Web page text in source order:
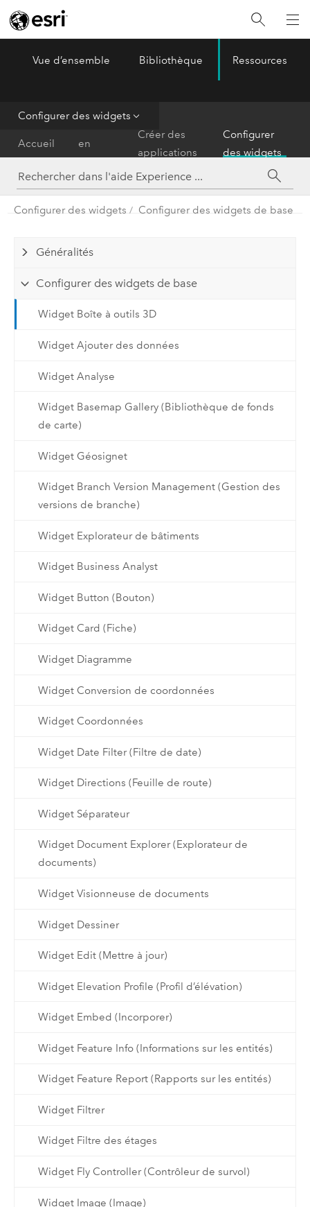
ArcGIS Experience Builder
Vue d’ensemble Bibliothèque Ressources
Configurer des widgets
Accueil
en
main
Créer des
applications
Configurer
des widgets
Configurer des widgets Configurer des widgets de base
Généralités
Configurer des widgets de base
Widget Boîte à outils 3D
Widget Ajouter des données
Widget Analyse
Widget Basemap Gallery (Bibliothèque de fonds
de carte)
Widget Géosignet
Widget Branch Version Management (Gestion des
versions de branche)
Widget Explorateur de bâtiments
Widget Business Analyst
Widget Button (Bouton)
Widget Card (Fiche)
Widget Diagramme
Widget Conversion de coordonnées
Widget Coordonnées
Widget Date Filter (Filtre de date)
Widget Directions (Feuille de route)
Widget Séparateur
Widget Document Explorer (Explorateur de
documents)
Widget Visionneuse de documents
Widget Dessiner
Widget Edit (Mettre à jour)
Widget Elevation Profile (Profil d’élévation)
Widget Embed (Incorporer)
Widget Feature Info (Informations sur les entités)
Widget Feature Report (Rapports sur les entités)
Widget Filtrer
Widget Filtre des étages
Widget Fly Controller (Contrôleur de survol)
Widget Image (Image)